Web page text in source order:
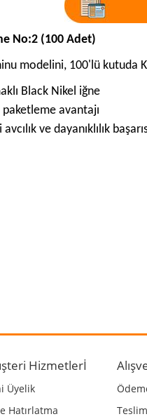
No:2 (100 Adet)
modelini, 100'lü kutuda
Black Nikel iğne
avantajı
ve dayanıklılık
görüntülenemiyor.
pahalı.
olmalı.
Hizmetlerİ
Üyelik
Hatırlatma